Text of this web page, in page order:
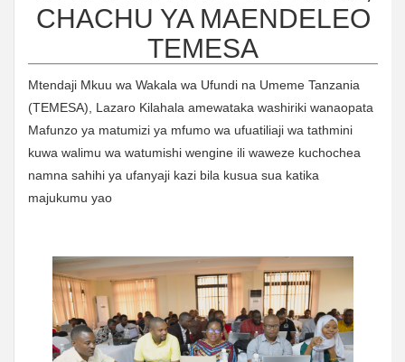
CHACHU YA MAENDELEO
TEMESA
Mtendaji Mkuu wa Wakala wa Ufundi na Umeme Tanzania
(TEMESA), Lazaro Kilahala amewataka washiriki wanaopata
Mafunzo ya matumizi ya mfumo wa ufuatiliaji wa tathmini
kuwa walimu wa watumishi wengine ili waweze kuchochea
namna sahihi ya ufanyaji kazi bila kusua sua katika
majukumu yao